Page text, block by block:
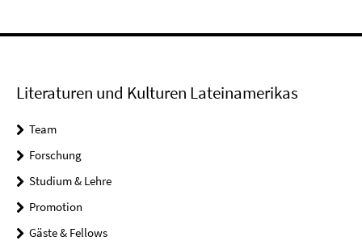
Literaturen und Kulturen Lateinamerikas
Team
Forschung
Studium & Lehre
Promotion
Gäste & Fellows